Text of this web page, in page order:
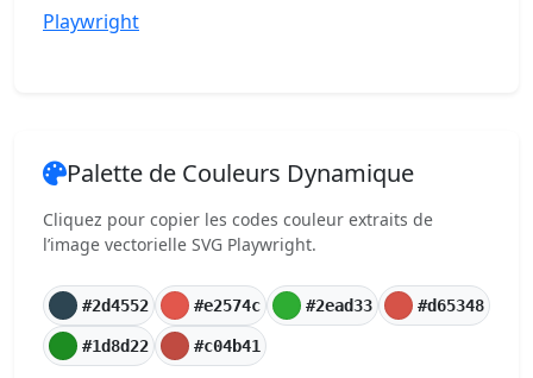
Playwright
Palette de Couleurs Dynamique
Cliquez pour copier les codes couleur extraits de
l’image vectorielle SVG Playwright.
#2d4552 #e2574c #2ead33 #d65348
#1d8d22 #c04b41